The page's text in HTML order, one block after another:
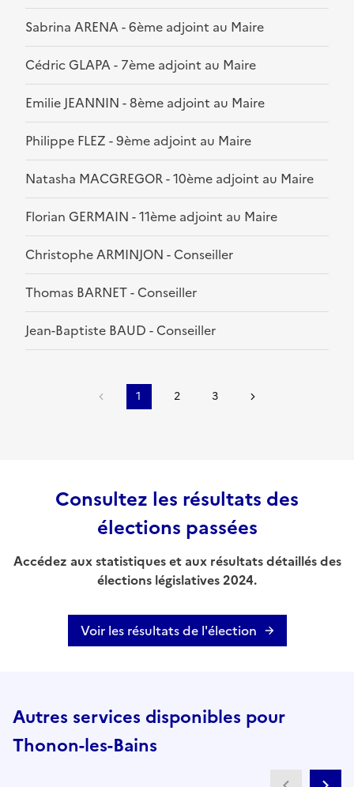
Sabrina ARENA - 6ème adjoint au Maire
Cédric GLAPA - 7ème adjoint au Maire
Emilie JEANNIN - 8ème adjoint au Maire
Philippe FLEZ - 9ème adjoint au Maire
Natasha MACGREGOR - 10ème adjoint au Maire
Florian GERMAIN - 11ème adjoint au Maire
Christophe ARMINJON - Conseiller
Thomas BARNET - Conseiller
Jean-Baptiste BAUD - Conseiller
1 2 3
Consultez les résultats des
élections passées
Accédez aux statistiques et aux résultats détaillés des
élections législatives 2024.
Voir les résultats de l'élection
Autres services disponibles pour
Thonon-les-Bains